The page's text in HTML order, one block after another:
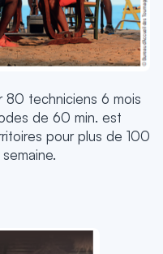
80 techniciens 6 mois
de 60 min. est
pour plus de 100